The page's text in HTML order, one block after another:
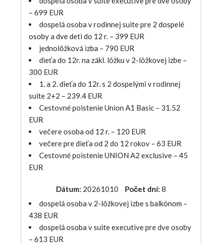
– 699 EUR
dospelá osoba v rodinnej suite pre 2 dospelé
osoby a dve deti do 12 r. – 399 EUR
jednolôžková izba – 790 EUR
dieťa do 12r. na zákl. lôžku v 2-lôžkovej izbe –
300 EUR
1. a 2. dieťa do 12r. s 2 dospelými v rodinnej
suite 2+2 – 239.4 EUR
Cestovné poistenie Union A1 Basic – 31.52
EUR
večere osoba od 12 r. – 120 EUR
večere pre dieťa od 2 do 12 rokov – 63 EUR
Cestovné poistenie UNION A2 exclusive – 45
EUR
Dátum: 20261010 Počet dní: 8
dospelá osoba v 2-lôžkovej izbe s balkónom –
438 EUR
dospelá osoba v suite executive pre dve osoby
– 613 EUR